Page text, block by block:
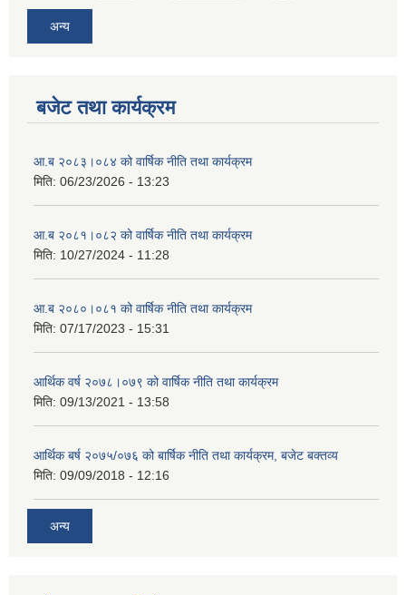
अन्य
बजेट तथा कार्यक्रम
आ.ब २०८३।०८४ को वार्षिक नीति तथा कार्यक्रम
मिति: 06/23/2026 - 13:23
आ.ब २०८१।०८२ को वार्षिक नीति तथा कार्यक्रम
मिति: 10/27/2024 - 11:28
आ.ब २०८०।०८१ को वार्षिक नीति तथा कार्यक्रम
मिति: 07/17/2023 - 15:31
आर्थिक वर्ष २०७८।०७९ को वार्षिक नीति तथा कार्यक्रम
मिति: 09/13/2021 - 13:58
आर्थिक बर्ष २०७५/०७६ को बार्षिक नीति तथा कार्यक्रम, बजेट बक्तव्य
मिति: 09/09/2018 - 12:16
अन्य